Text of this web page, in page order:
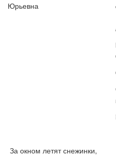
За окном летят снежинки,